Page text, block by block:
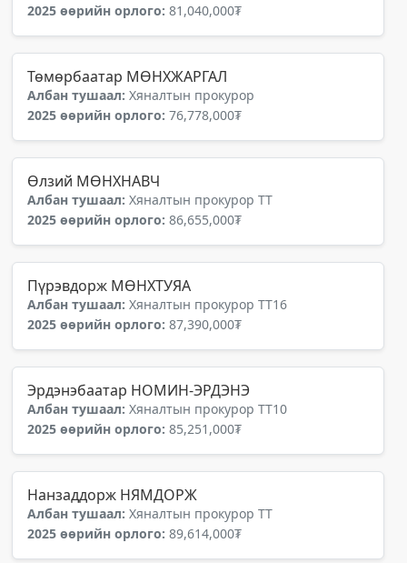
2025 өөрийн орлого: 81,040,000₮
Төмөрбаатар МӨНХЖАРГАЛ
Албан тушаал: Хяналтын прокурор
2025 өөрийн орлого: 76,778,000₮
Өлзий МӨНХНАВЧ
Албан тушаал: Хяналтын прокурор ТТ
2025 өөрийн орлого: 86,655,000₮
Пүрэвдорж МӨНХТУЯА
Албан тушаал: Хяналтын прокурор ТТ16
2025 өөрийн орлого: 87,390,000₮
Эрдэнэбаатар НОМИН-ЭРДЭНЭ
Албан тушаал: Хяналтын прокурор ТТ10
2025 өөрийн орлого: 85,251,000₮
Нанзаддорж НЯМДОРЖ
Албан тушаал: Хяналтын прокурор ТТ
2025 өөрийн орлого: 89,614,000₮